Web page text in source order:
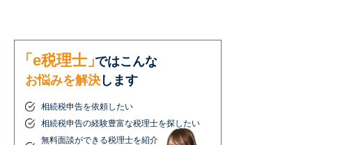
「e税理士」ではこんな
お悩みを解決 します
相続税申告を依頼したい
相続税申告の経験豊富な税理士を探したい
無料面談ができる税理士を紹介